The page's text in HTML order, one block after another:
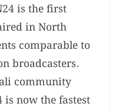
is the first
in North
comparable to
broadcasters.
community
is now the fastest